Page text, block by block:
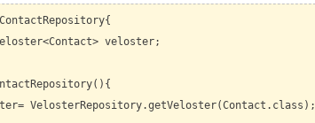
veloster;